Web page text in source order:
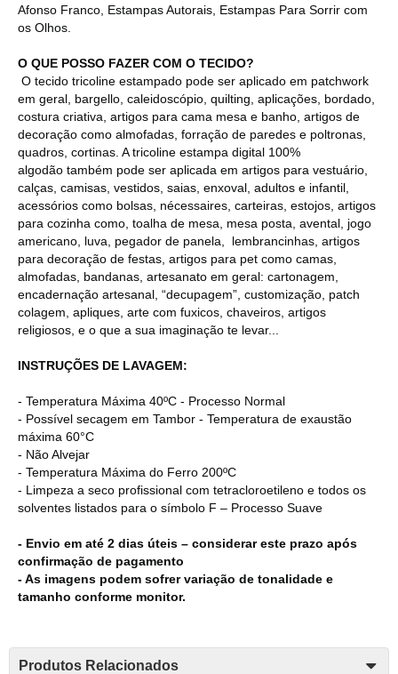
Afonso Franco, Estampas Autorais, Estampas Para Sorrir com
os Olhos.
O QUE POSSO FAZER COM O TECIDO?
O tecido tricoline estampado pode ser aplicado em patchwork
em geral, bargello, caleidoscópio, quilting, aplicações, bordado,
costura criativa, artigos para cama mesa e banho, artigos de
decoração como almofadas, forração de paredes e poltronas,
quadros, cortinas. A tricoline estampa digital 100%
algodão também pode ser aplicada em artigos para vestuário,
calças, camisas, vestidos, saias, enxoval, adultos e infantil,
acessórios como bolsas, nécessaires, carteiras, estojos, artigos
para cozinha como, toalha de mesa, mesa posta, avental, jogo
americano, luva, pegador de panela, lembrancinhas, artigos
para decoração de festas, artigos para pet como camas,
almofadas, bandanas, artesanato em geral: cartonagem,
encadernação artesanal, “decupagem”, customização, patch
colagem, apliques, arte com fuxicos, chaveiros, artigos
religiosos, e o que a sua imaginação te levar...
INSTRUÇÕES DE LAVAGEM:
- Temperatura Máxima 40ºC - Processo Normal
- Possível secagem em Tambor - Temperatura de exaustão
máxima 60°C
- Não Alvejar
- Temperatura Máxima do Ferro 200ºC
- Limpeza a seco profissional com tetracloroetileno e todos os
solventes listados para o símbolo F – Processo Suave
- Envio em até 2 dias úteis – considerar este prazo após
confirmação de pagamento
- As imagens podem sofrer variação de tonalidade e
tamanho conforme monitor.
Produtos Relacionados